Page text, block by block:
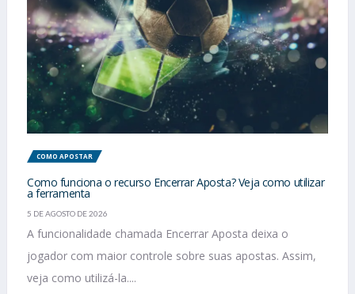
COMO APOSTAR
Como funciona o recurso Encerrar Aposta? Veja como utilizar
a ferramenta
5 DE AGOSTO DE 2026
A funcionalidade chamada Encerrar Aposta deixa o
jogador com maior controle sobre suas apostas. Assim,
veja como utilizá-la....